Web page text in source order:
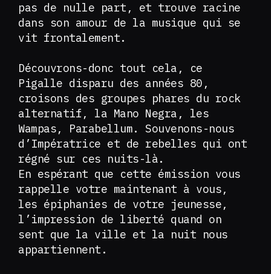
pas de nulle part, et trouve racine
dans son amour de la musique qui se
vit frontalement.
Découvrons-donc tout cela, ce
Pigalle disparu des années 80,
croisons des groupes phares du rock
alternatif, la Mano Negra, les
Wampas, Parabellum. Souvenons-nous
d’Impératrice et de rebelles qui ont
régné sur ces nuits-là.
En espérant que cette émission vous
rappelle votre maintenant à vous,
les épiphanies de votre jeunesse,
l’impression de liberté quand on
sent que la ville et la nuit nous
appartiennent.